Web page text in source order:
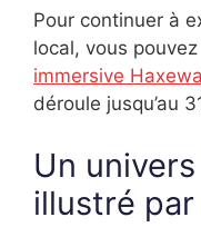
Pour continuer à
local, vous
immersive
déroule jusqu’au
Un
illustré